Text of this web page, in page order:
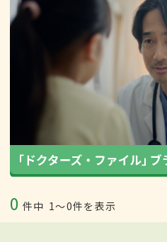
0 件中 1〜0件を表示